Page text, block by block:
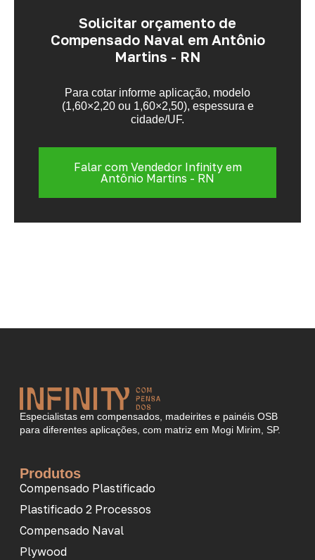
Solicitar orçamento de
Compensado Naval em Antônio
Martins - RN
Para cotar informe aplicação, modelo
(1,60×2,20 ou 1,60×2,50), espessura e
cidade/UF.
Falar com Vendedor Infinity em
Antônio Martins - RN
Especialistas em compensados, madeirites e painéis OSB
para diferentes aplicações, com matriz em Mogi Mirim, SP.
Produtos
Compensado Plastificado
Plastificado 2 Processos
Compensado Naval
Plywood